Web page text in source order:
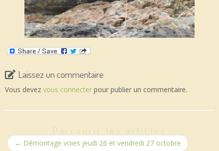
Laissez un commentaire
Vous devez vous connecter pour publier un commentaire.
Parcourir les articles
← Démontage voies jeudi 26 et vendredi 27 octobre